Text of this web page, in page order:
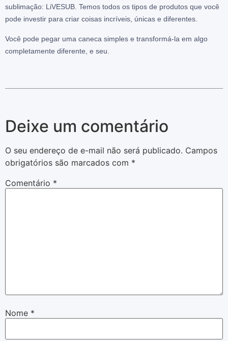
sublimação: LiVESUB. Temos todos os tipos de produtos que você
pode investir para criar coisas incríveis, únicas e diferentes.
Você pode pegar uma caneca simples e transformá-la em algo
completamente diferente, e seu.
Deixe um comentário
O seu endereço de e-mail não será publicado. Campos
obrigatórios são marcados com *
Comentário *
Nome *